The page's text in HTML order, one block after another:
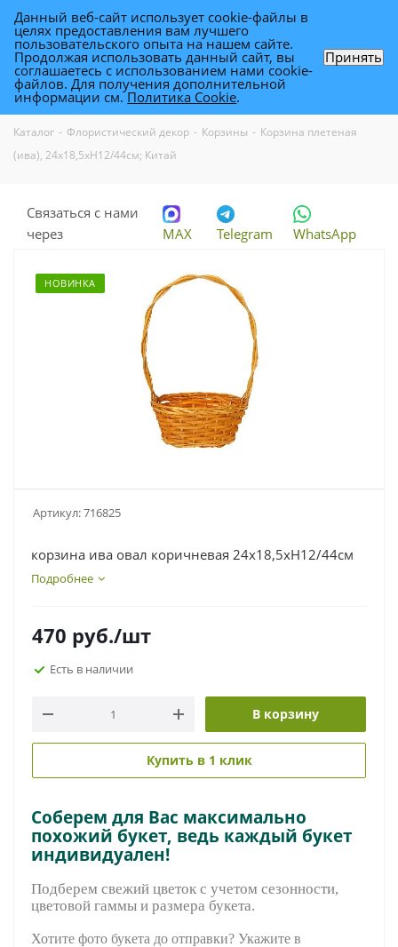
Корзина плетеная (ива),
24х18,5хН12/44см; Китай
Каталог - Флористический декор - Корзины - Корзина плетеная
(ива), 24х18,5хН12/44см; Китай
Связаться с нами
через
MAX Telegram WhatsApp
НОВИНКА
Артикул:716825
корзина ива овал коричневая 24х18,5хН12/44см
Подробнее
470 руб./шт
Есть в наличии
В корзину
Купить в 1 клик
Соберем для Вас максимально
похожий букет, ведь каждый букет
индивидуален!
Подберем свежий цветок с учетом сезонности,
цветовой гаммы и размера букета.
Хотите фото букета до отправки? Укажите в
Данный веб-сайт использует cookie-файлы в
целях предоставления вам лучшего
пользовательского опыта на нашем сайте.
Продолжая использовать данный сайт, вы
соглашаетесь с использованием нами cookie-
файлов. Для получения дополнительной
информации см.Политика Cookie.
Принять